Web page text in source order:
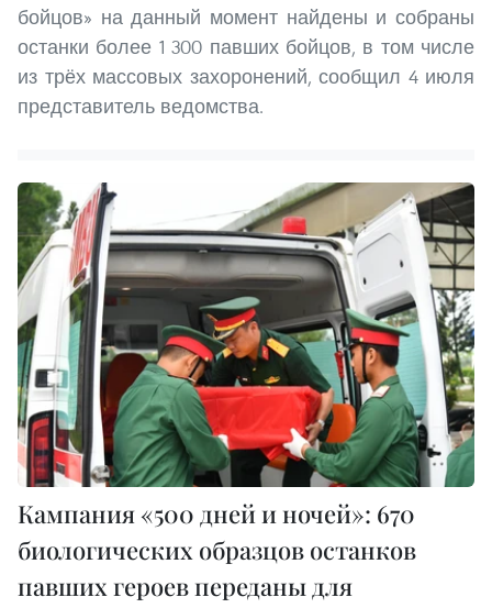
бойцов» на данный момент найдены и собраны
останки более 1 300 павших бойцов, в том числе
из трёх массовых захоронений, сообщил 4 июля
представитель ведомства.
Кампания «500 дней и ночей»: 670
биологических образцов останков
павших героев переданы для